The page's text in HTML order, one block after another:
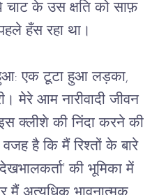
के उस क्षति को साफ़
हँस रहा था।
एक टूटा हुआ लड़का,
मेरे आम नारीवादी जीवन
क्लीशे की निंदा करने की
है कि मैं रिश्तों के बारे
की भूमिका में